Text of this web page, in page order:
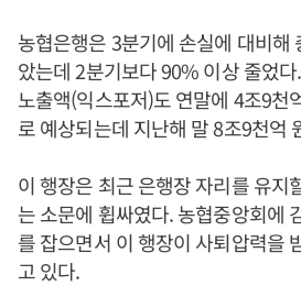
농협은행은 3분기에 손실에 대비해
았는데 2분기보다 90% 이상 줄었
노출액(익스포저)도 연말에 4조9천
로 예상되는데 지난해 말 8조9천억
이 행장은 최근 은행장 자리를 유지
는 소문에 휩싸였다. 농협중앙회에
를 잡으면서 이 행장이 사퇴압력을
고 있다.